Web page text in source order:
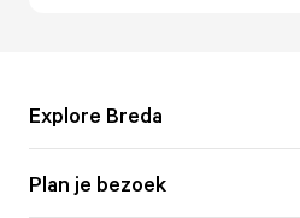
Explore Breda
Plan je bezoek